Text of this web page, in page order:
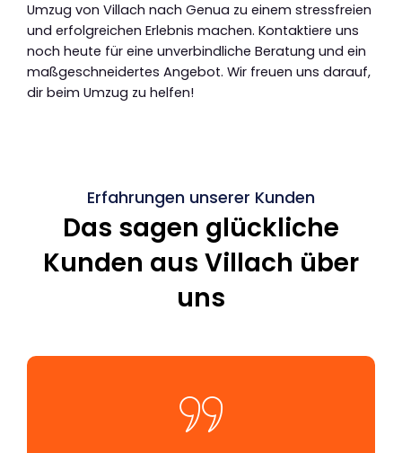
Umzug von Villach nach Genua zu einem stressfreien
und erfolgreichen Erlebnis machen. Kontaktiere uns
noch heute für eine unverbindliche Beratung und ein
maßgeschneidertes Angebot. Wir freuen uns darauf,
dir beim Umzug zu helfen!
Erfahrungen unserer Kunden
Das sagen glückliche
Kunden aus Villach über
uns